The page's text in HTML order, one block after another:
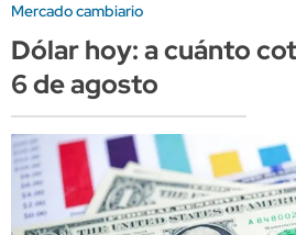
Mercado cambiario
Dólar hoy: a cuánto
6 de agosto